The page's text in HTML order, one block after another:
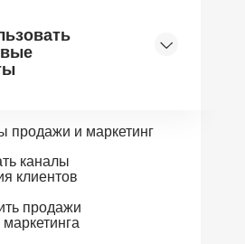
продажи
каналы
клиентов
продажи и маркетинг